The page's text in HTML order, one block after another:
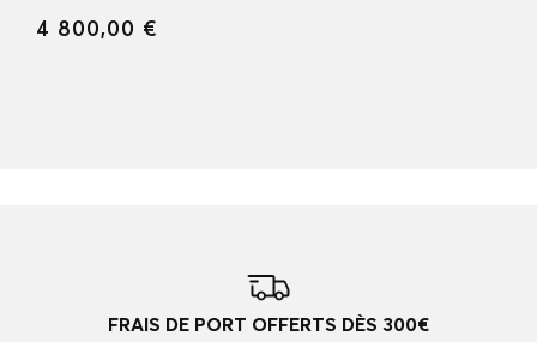
4 800,00 €
FRAIS DE PORT OFFERTS DÈS 300€